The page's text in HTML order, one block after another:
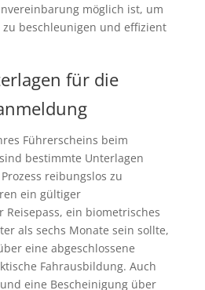
möglich ist, um
beschleunigen und effizient
für die
Führerscheins beim
bestimmte Unterlagen
reibungslos zu
ein gültiger
Reisepass, ein biometrisches
als sechs Monate sein sollte,
eine abgeschlossene
Fahrausbildung. Auch
eine Bescheinigung über